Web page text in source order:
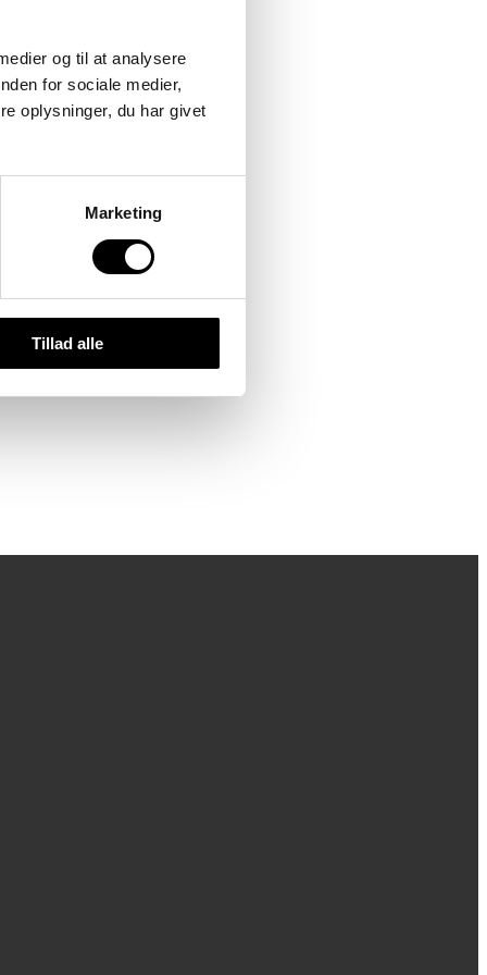
og til at analysere
for sociale medier,
oplysninger, du har givet
Marketing
Tillad alle